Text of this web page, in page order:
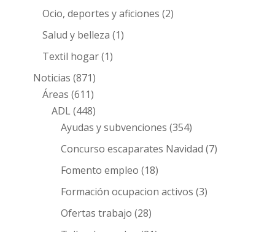
Ocio, deportes y aficiones (2)
Salud y belleza (1)
Textil hogar(1)
Noticias (871)
Áreas (611)
ADL(448)
Ayudas y subvenciones (354)
Concurso escaparates Navidad (7)
Fomento empleo (18)
Formación ocupacion activos (3)
Ofertas trabajo (28)